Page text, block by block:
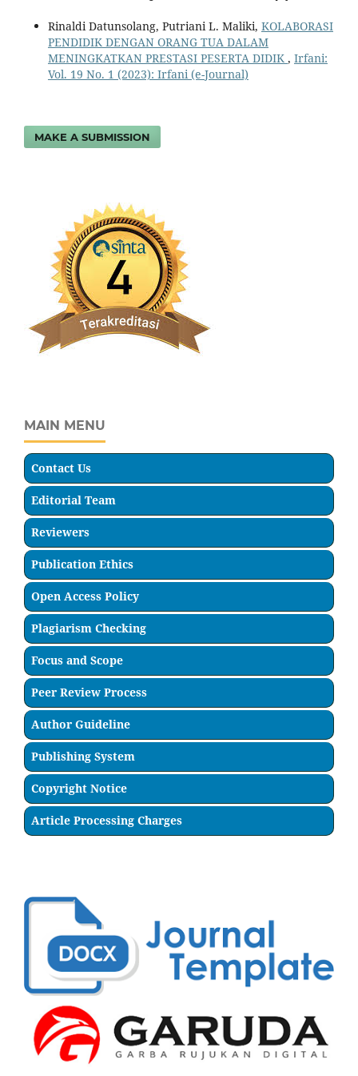
Rinaldi Datunsolang, Putriani L. Maliki, KOLABORASI
PENDIDIK DENGAN ORANG TUA DALAM
MENINGKATKAN PRESTASI PESERTA DIDIK , Irfani:
Vol. 19 No. 1 (2023): Irfani (e-Journal)
MAKE A SUBMISSION
MAIN MENU
Contact Us
Editorial Team
Reviewers
Publication Ethics
Open Access Policy
Plagiarism Checking
Focus and Scope
Peer Review Process
Author Guideline
Publishing System
Copyright Notice
Article Processing Charges